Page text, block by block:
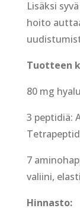
Lisäksi
hoito
Tuotteen
80 mg
3 peptidiä:
7
valiini,
Hinnasto: